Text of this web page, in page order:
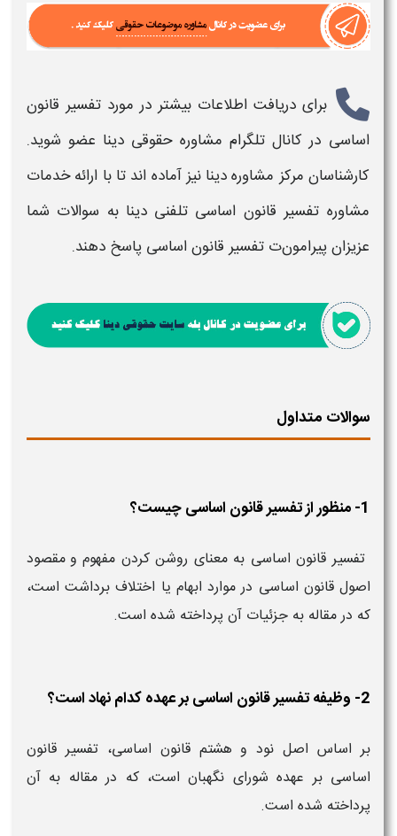
برای دریافت اطلاعات بیشتر در مورد تفسیر قانون
اساسی در کانال تلگرام مشاوره حقوقی دینا عضو شوید.
کارشناسان مرکز مشاوره دینا نیز آماده اند تا با ارائه خدمات
مشاوره تفسیر قانون اساسی تلفنی دینا به سوالات شما
عزیزان پیرامونت تفسیر قانون اساسی پاسخ دهند.
سوالات متداول
1- منظور از تفسیر قانون اساسی چیست؟
تفسیر قانون اساسی به معنای روشن کردن مفهوم و مقصود
اصول قانون اساسی در موارد ابهام یا اختلاف برداشت است،
که در مقاله به جزئیات آن پرداخته شده است.
2- وظیفه تفسیر قانون اساسی بر عهده کدام نهاد است؟
بر اساس اصل نود و هشتم قانون اساسی، تفسیر قانون
اساسی بر عهده شورای نگهبان است، که در مقاله به آن
پرداخته شده است.